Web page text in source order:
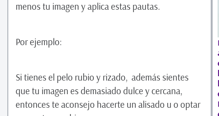
menos tu imagen y aplica estas pautas.
Por ejemplo:
Si tienes el pelo rubio y rizado, además sientes
que tu imagen es demasiado dulce y cercana,
entonces te aconsejo hacerte un alisado u o optar